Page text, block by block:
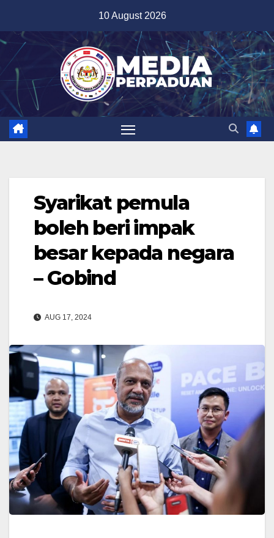
content
10 August 2026
Syarikat pemula
boleh beri impak
besar kepada negara
– Gobind
AUG 17, 2024